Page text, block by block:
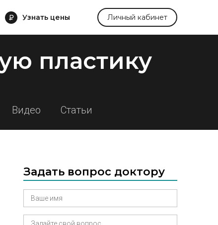
Узнать цены Личный кабинет
пластику
Видео Статьи
Задать вопрос доктору